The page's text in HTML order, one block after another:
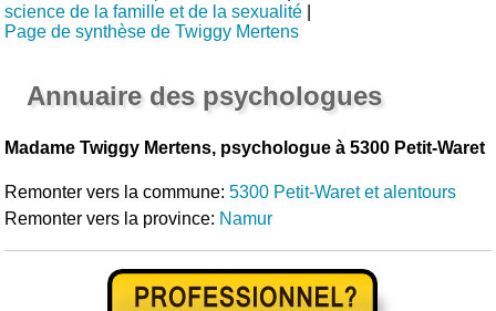
science de la famille et de la sexualité
Page de synthèse de Twiggy Mertens
Annuaire des psychologues
Madame Twiggy Mertens, psychologue à 5300 Petit-Waret
Remonter vers la commune:5300 Petit-Waret et alentours
Remonter vers la province: Namur